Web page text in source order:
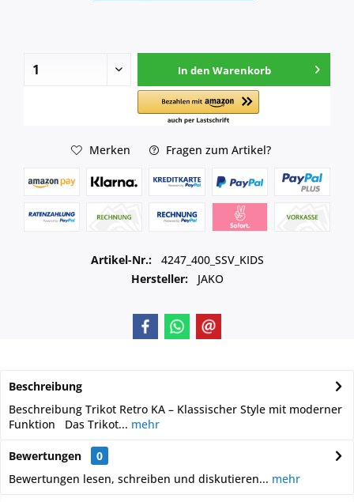
In den Warenkorb
Merken Fragen zum Artikel?
Artikel-Nr.:
4247_400_SSV_KIDS
Hersteller:
JAKO
Beschreibung
Beschreibung Trikot Retro KA – Klassischer Style mit moderner
Funktion Das Trikot... mehr
Bewertungen
0
Bewertungen lesen, schreiben und diskutieren... mehr